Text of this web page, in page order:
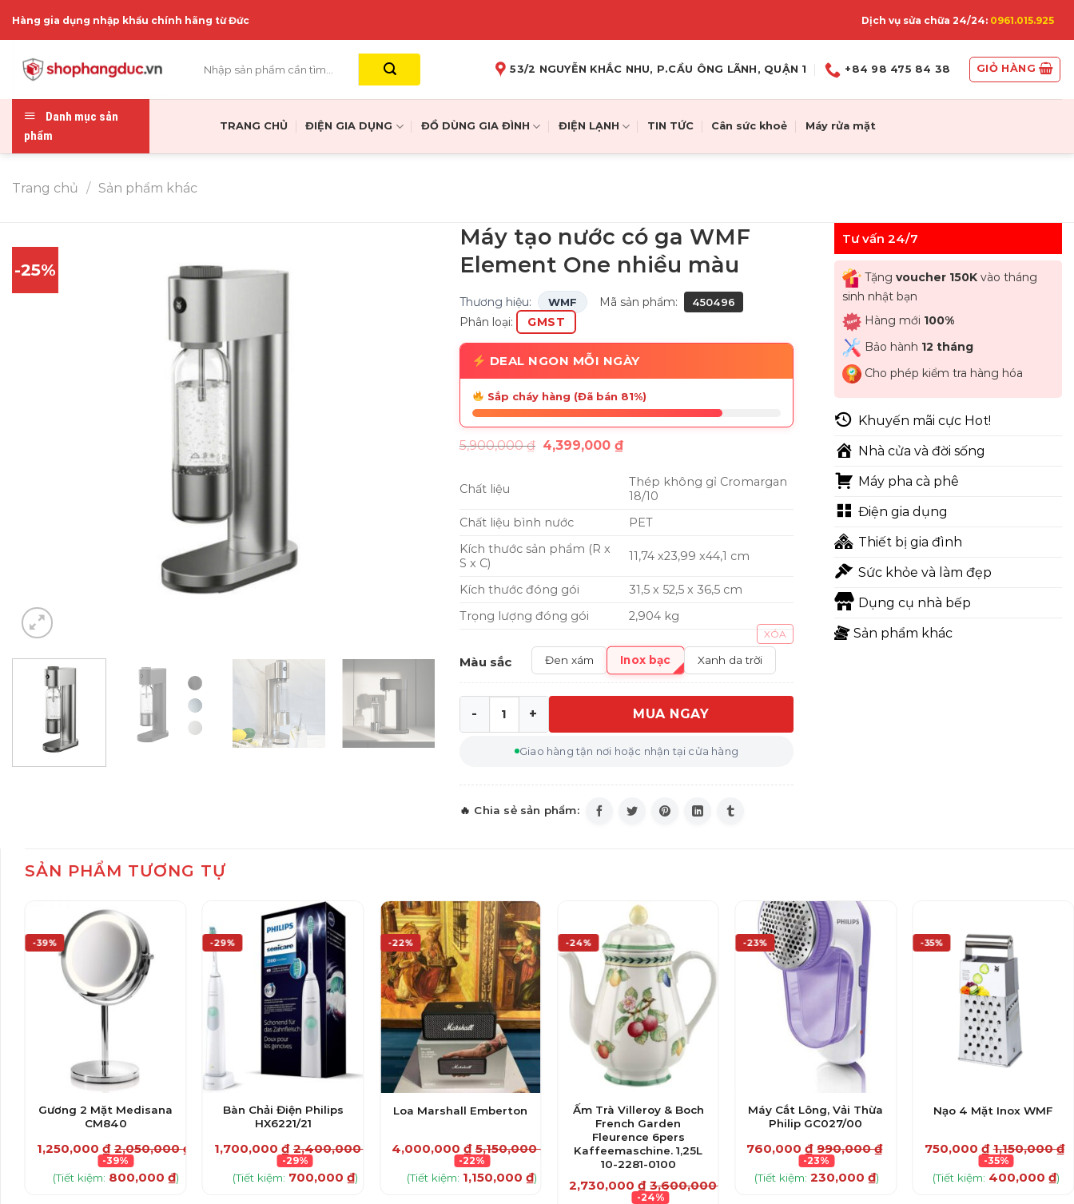
Hàng gia dụng nhập khẩu chính hãng từ Đức Dịch vụ sửa chữa 24/24: 0961.015.925
kiếm:
53/2 NGUYỄN KHẮC NHU, P.CẦU ÔNG LÃNH, QUẬN 1 +84 98 475 84 38 GIỎ HÀNG
Danh mục sản
phẩm
TRANG CHỦ ĐIỆN GIA DỤNG ĐỒ DÙNG GIA ĐÌNH ĐIỆN LẠNH TIN TỨC Cân sức khoẻ Máy rửa mặt
Trang chủ / Sản phẩm khác
-25%
Máy tạo nước có ga WMF
Element One nhiều màu
Thương hiệu: WMF Mã sản phẩm: 450496
Phân loại: GMST
DEAL NGON MỖI NGÀY
Sắp cháy hàng (Đã bán 81%)
5,900,000₫ Giá
gốc
4,399,000 ₫Giá
hiện
là:
4,399,000 ₫.
Chất liệu
Thép không gỉ Cromargan
18/10
Chất liệu bình nước
PET
Kích thước sản phẩm (R x
S x C)
11,74 x23,99 x44,1 cm
Kích thước đóng gói
31,5 x 52,5 x 36,5 cm
Trọng lượng đóng gói
2,904 kg
Màu sắc Đen xám Inox bạc Xanh da trời
XÓA
Máy tạo nước có ga WMF Element One nhiều màu số lượng
MUA NGAY
Giao hàng tận nơi hoặc nhận tại cửa hàng
Tư vấn 24/7
Tặng voucher 150Kvào tháng
sinh nhật bạn
Hàng mới 100%
Bảo hành 12 tháng
Cho phép kiểm tra hàng hóa
Khuyến mãi cực Hot!
Nhà cửa và đời sống
Máy pha cà phê
Điện gia dụng
Thiết bị gia đình
Sức khỏe và làm đẹp
Dụng cụ nhà bếp
Sản phẩm khác
SẢN PHẨM TƯƠNG TỰ
-39%
Gương 2 Mặt Medisana
CM840
1,250,000 ₫ 2,050,000₫
-39%
(Tiết kiệm: 800,000 ₫)
-29%
Bàn Chải Điện Philips
HX6221/21
1,700,000 ₫ 2,400,000
-29%
(Tiết kiệm: 700,000 ₫)
-22%
Loa Marshall Emberton
4,000,000₫ 5,150,000₫
-22%
(Tiết kiệm: 1,150,000₫)
-24%
Ấm Trà Villeroy & Boch
French Garden
Fleurence 6pers
Kaffeemaschine. 1,25L
10-2281-0100
2,730,000₫ 3,600,000
-24%
-23%
Máy Cắt Lông, Vải Thừa
Philip GC027/00
760,000₫ 990,000₫
-23%
(Tiết kiệm: 230,000 ₫)
-35%
Nạo 4 Mặt Inox WMF
750,000 ₫ 1,150,000₫
-35%
(Tiết kiệm: 400,000₫)